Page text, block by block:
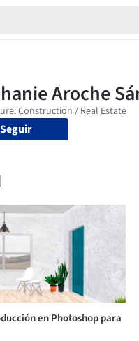
Seguir
en Photoshop para